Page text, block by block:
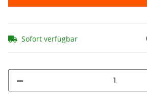
Sofort verfügbar